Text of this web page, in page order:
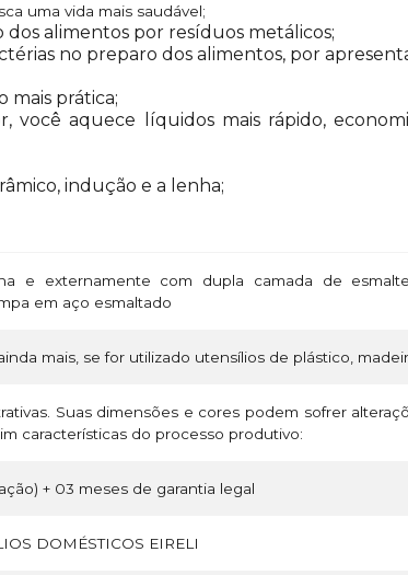
uma vida mais saudável;
dos alimentos por resíduos metálicos;
no preparo dos alimentos, por
mais prática;
você aquece líquidos mais rápido,
indução e a lenha;
e externamente com dupla camada de
em aço esmaltado
mais, se for utilizado utensílios de plástico,
Suas dimensões e cores podem sofrer
características do processo produtivo:
+ 03 meses de garantia legal
DOMÉSTICOS EIRELI